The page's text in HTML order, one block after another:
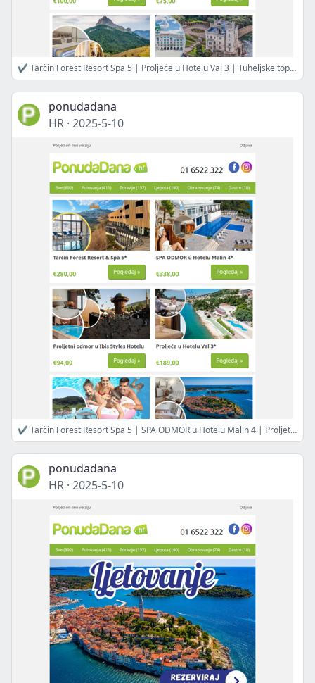
✔ Tarčin Forest Resort Spa 5 | Proljeće u Hotelu Val 3 | Tuheljske toplice, apartmani 4 | Rovinj, Apartmani Marina 3 | Hotel Han 4, Bjelašnica | Jednodnevni izlet - Miramare i Trst | Proljeće u Hotelu Miramare 4
ponudadana
HR · 2025-5-10
✔ Tarčin Forest Resort Spa 5 | SPA ODMOR u Hotelu Malin 4 | Proljetni odmor u Ibis Styles Hotelu | Proljeće u Hotelu Val 3 | Tuheljske toplice, apartmani 4 | Rovinj, Apartmani Marina 3 | Hotel Han 4, Bjelašnica
ponudadana
HR · 2025-5-10